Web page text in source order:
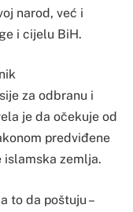
narod, već i
i cijelu BiH.
za odbranu i
je da očekuje od
predviđene
zemlja.
to da poštuju –